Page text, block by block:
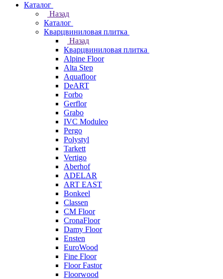
Каталог
Назад
Каталог
Кварцвиниловая плитка
Назад
Кварцвиниловая плитка
Alpine Floor
Alta Step
Aquafloor
DeART
Forbo
Gerflor
Grabo
IVC Moduleo
Pergo
Polystyl
Tarkett
Vertigo
Aberhof
ADELAR
ART EAST
Bonkeel
Classen
CM Floor
CronaFloor
Damy Floor
Ensten
EuroWood
Fine Floor
Floor Fastor
Floorwood